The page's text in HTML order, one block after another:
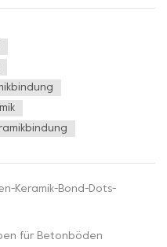
Keramik-Bond-Dots-
für Betonböden